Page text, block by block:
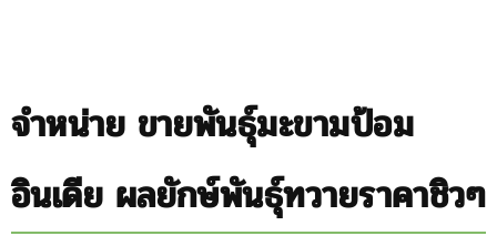
จำหน่าย ขายพันธุ์มะขามป้อม
อินเดีย ผลยักษ์พันธุ์ทวายราคาชิวๆ